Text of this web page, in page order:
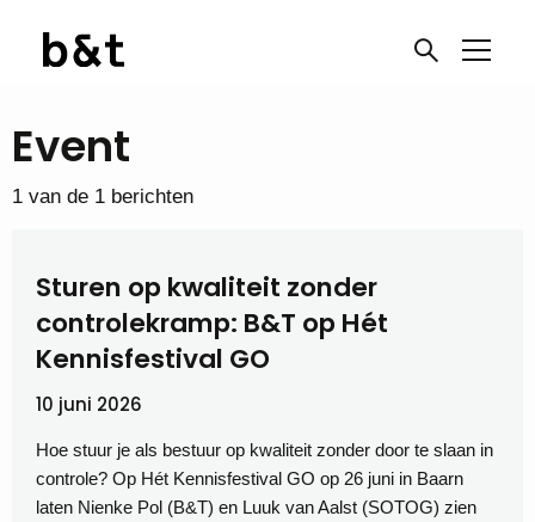
Event
1 van de 1 berichten
Sturen op kwaliteit zonder
controlekramp: B&T op Hét
Kennisfestival GO
10 juni 2026
Hoe stuur je als bestuur op kwaliteit zonder door te slaan in
controle? Op Hét Kennisfestival GO op 26 juni in Baarn
laten Nienke Pol (B&T) en Luuk van Aalst (SOTOG) zien